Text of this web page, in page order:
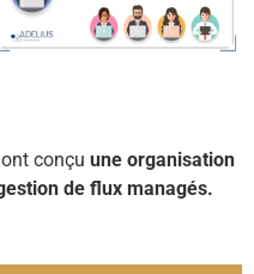
conçu une organisation
de flux managés.